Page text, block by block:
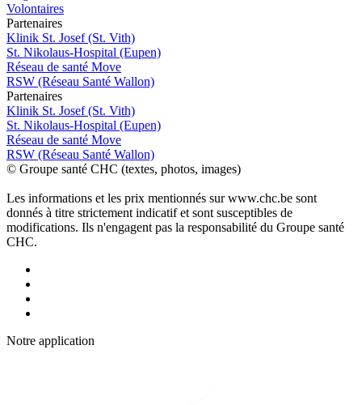
Volontaires
Partenaires
Klinik St. Josef (St. Vith)
St. Nikolaus-Hospital (Eupen)
Réseau de santé Move
RSW (Réseau Santé Wallon)
Partenaires
Klinik St. Josef (St. Vith)
St. Nikolaus-Hospital (Eupen)
Réseau de santé Move
RSW (Réseau Santé Wallon)
© Groupe santé CHC (textes, photos, images)
Les informations et les prix mentionnés sur www.chc.be sont
donnés à titre strictement indicatif et sont susceptibles de
modifications. Ils n'engagent pas la responsabilité du Groupe santé
CHC.
Notre application